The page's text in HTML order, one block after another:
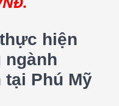
hiện
ngành
tại Phú Mỹ